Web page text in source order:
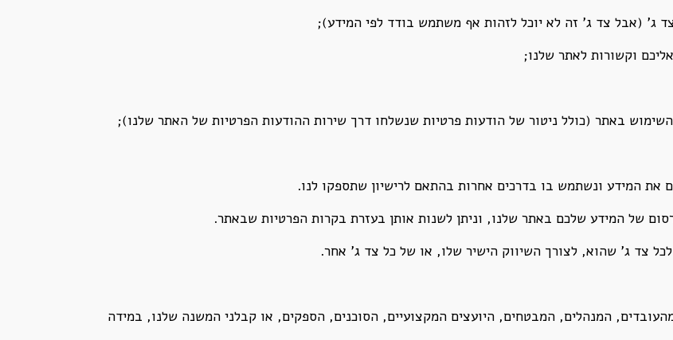
ג’ (אבל צד ג’ זה לא יוכל לזהות אף משתמש בודד לפי המידע);
וקשורות לאתר שלנו;
באתר (כולל ניטור של הודעות פרטיות שנשלחו דרך שירות ההודעות הפרטיות של האתר שלנו);
את המידע ונשתמש בו בדרכים אחרות בהתאם לרישיון שתספקו לנו.
של המידע שלכם באתר שלנו, וניתן לשנות אותן בעזרת בקרות הפרטיות שבאתר.
צד ג’ שהוא, לצורך השיווק הישיר שלו, או של כל צד ג’ אחר.
המנהלים, המבטחים, היועצים המקצועיים, הסוכנים, הספקים, או קבלני המשנה שלנו, במידה